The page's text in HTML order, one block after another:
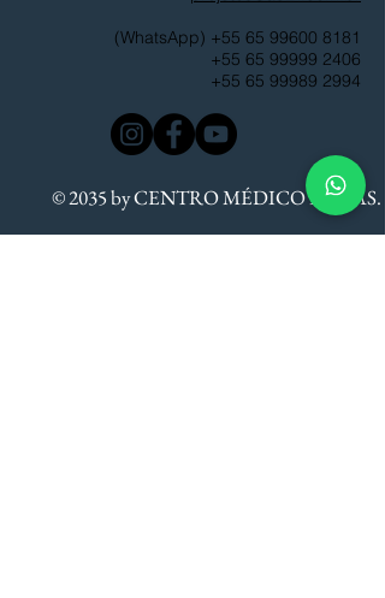
(WhatsApp) +55 65 99600 8181
+55 65 99999 2406
+55 65 99989 2994
© 2035 by CENTRO MÉDICO BRISAS.